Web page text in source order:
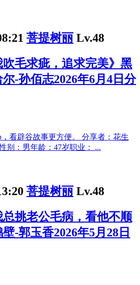
菩提树丽 Lv.48
吹毛求疵，追求完美》黑
-孙佰志2026年6月4日分
，看辟谷故事更方便。 分享者：花生
别：男年龄：47岁职业： ...
菩提树丽 Lv.48
总挑老公毛病，看他不顺
-郭玉香2026年5月28日